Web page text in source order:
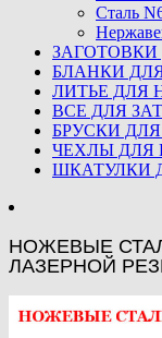
Сталь
БЛАНКИ
ЛИТЬЕ ДЛЯ
ВСЕ ДЛЯ
БРУСКИ
ЧЕХЛЫ ДЛЯ
ШКАТУЛКИ
НОЖЕВЫЕ
ЛАЗЕРНОЙ